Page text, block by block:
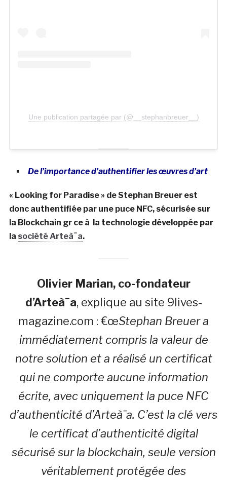
Une publication partagée par (@__stephanbreuer__)
De l’importance d’authentifier les œuvres d’art
« Looking for Paradise » de Stephan Breuer est
donc authentifiée par une puce NFC, sécurisée sur
la Blockchain gr ce à la technologie développée par
la société Arteà¯a.
Olivier Marian, co-fondateur
d’Arteà¯a, explique au site 9lives-
magazine.com : €œStephan Breuer a
immédiatement compris la valeur de
notre solution et a réalisé un certificat
qui ne comporte aucune information
écrite, avec uniquement la puce NFC
d’authenticité d’Arteà¯a. C’est la clé vers
le certificat d’authenticité digital
sécurisé sur la blockchain, seule version
véritablement protégée des